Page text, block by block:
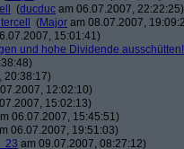
(ducduc am 06.07.2007, 22:22:25)
(Major am 08.07.2007,
15:01:41)
und hohe Dividende
20:38:17)
12:02:10)
15:02:13)
06.07.2007, 15:45:51)
06.07.2007, 19:51:03)
am 09.07.2007, 08:27:12)